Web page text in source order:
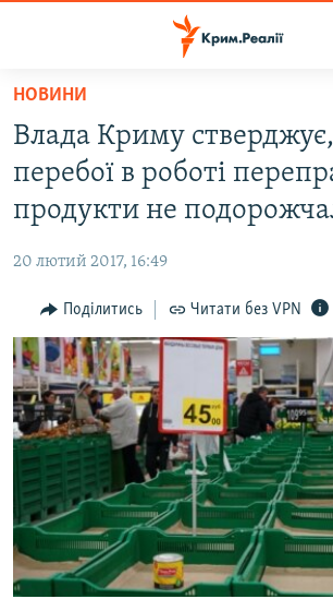
Перейти
основного
матеріалу
Перейти
до
основної
Перейти
до
пошуку
ВОДА.КРИМ
ВІДЕО ТА ФОТО
БЛОГИ
ПОГЛЯД
ІНТЕРВ'Ю
ВСЕ ЗА ДЕНЬ
СПЕЦПРОЕКТИ
ДЕПОРТАЦІЯ
ВІДЕОУРОКИ «ELIFBE»
СВІДЧЕННЯ ОКУПАЦІЇ
УКРАЇНСЬКА ПРОБЛЕМА КРИМУ
ЯК ОБІЙТИ БЛОКУВАННЯ
Русский
Qırımtatar
НОВИНИ
Влада Криму
перебої в роботі
продукти не
20 лютий 2017, 16:49
Поділитись Читати без VPN